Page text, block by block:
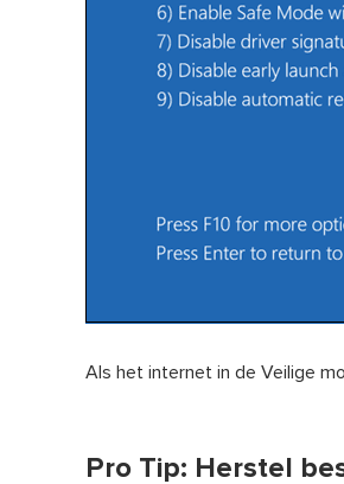
Als het internet in de Veilige
Pro Tip: Herstel